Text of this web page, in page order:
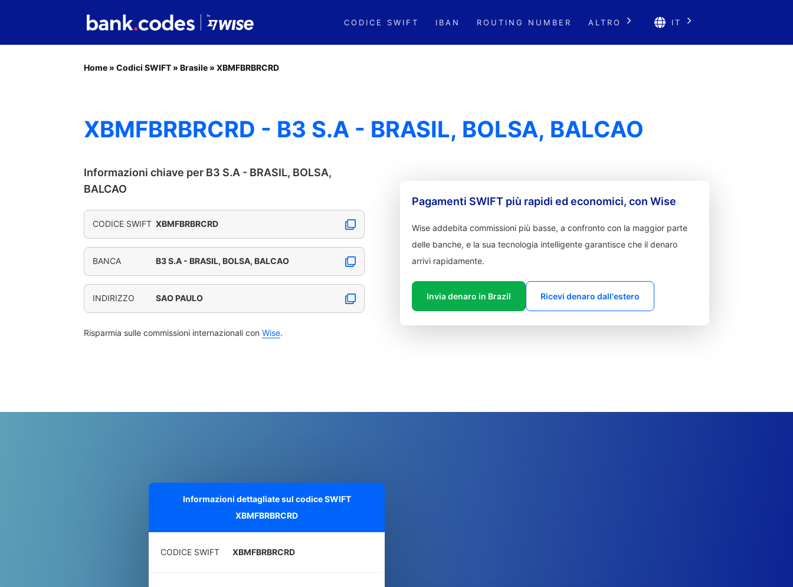
CODICE SWIFT IBAN ROUTING NUMBER ALTRO IT
Home » Codici SWIFT » Brasile » XBMFBRBRCRD
XBMFBRBRCRD - B3 S.A - BRASIL, BOLSA, BALCAO
Informazioni chiave per B3 S.A - BRASIL, BOLSA,
BALCAO
CODICE SWIFT XBMFBRBRCRD
BANCA B3 S.A - BRASIL, BOLSA, BALCAO
INDIRIZZO SAO PAULO
Risparmia sulle commissioni internazionali con Wise.
Pagamenti SWIFT più rapidi ed economici, con Wise
Wise addebita commissioni più basse, a confronto con la maggior parte
delle banche, e la sua tecnologia intelligente garantisce che il denaro
arrivi rapidamente.
Invia denaro in Brazil Ricevi denaro dall'estero
Informazioni dettagliate sul codice SWIFT
XBMFBRBRCRD
CODICE SWIFT XBMFBRBRCRD